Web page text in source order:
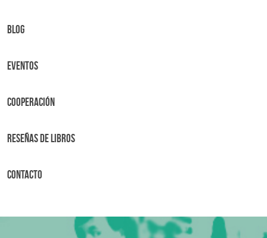
BLOG
Eventos
Cooperación
Reseñas de libros
Contacto